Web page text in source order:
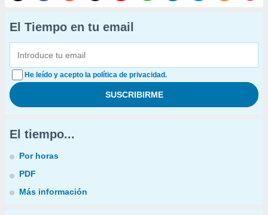
El Tiempo en tu email
He leído y acepto la política de privacidad.
El tiempo...
Por horas
PDF
Más información